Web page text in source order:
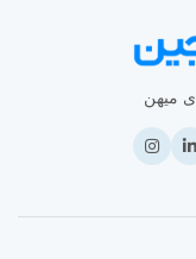
میهن